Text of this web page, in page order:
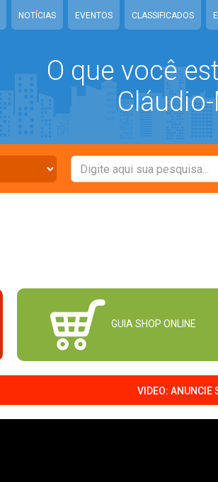
NOTÍCIAS EVENTOS CLASSIFICADOS
O que você
GUIA SHOP ONLINE
VIDEO: ANUNCIE